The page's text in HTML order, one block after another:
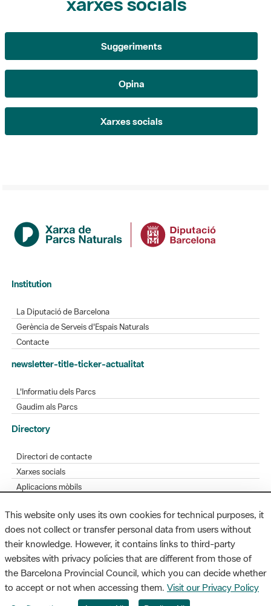
Opina
Xarxes socials
La Diputació de Barcelona
Contacte
newsletter-title-ticker-actualitat
L'Informatiu dels Parcs
Directory
Directori de contacte
Aplicacions mòbils
Bústia de suggeriments
Opineu sobre els parcs
MAPA WEB AVÍS LEGAL ACCESSIBILITAT
Diputació de Barcelona. Edifici Llacuna, 1a planta. Badajoz, 49. 08005
Barcelona. Tel. 934 022 428 / xarxaparcs@diba.cat
This website only uses its own cookies for technical purposes, it
does not collect or transfer personal data from users without
their knowledge. However, it contains links to third-party
websites with privacy policies that are different from those of
the Barcelona Provincial Council, which you can decide whether
to accept or not when accessing them. Visit our Privacy Policy